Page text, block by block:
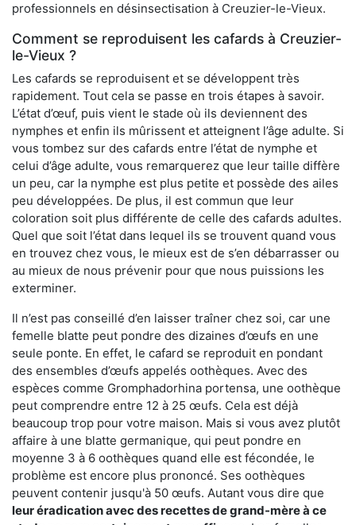
professionnels en désinsectisation à Creuzier-le-Vieux.
Comment se reproduisent les cafards à Creuzier-
le-Vieux ?
Les cafards se reproduisent et se développent très
rapidement. Tout cela se passe en trois étapes à savoir.
L’état d’œuf, puis vient le stade où ils deviennent des
nymphes et enfin ils mûrissent et atteignent l’âge adulte. Si
vous tombez sur des cafards entre l’état de nymphe et
celui d’âge adulte, vous remarquerez que leur taille diffère
un peu, car la nymphe est plus petite et possède des ailes
peu développées. De plus, il est commun que leur
coloration soit plus différente de celle des cafards adultes.
Quel que soit l’état dans lequel ils se trouvent quand vous
en trouvez chez vous, le mieux est de s’en débarrasser ou
au mieux de nous prévenir pour que nous puissions les
exterminer.
Il n’est pas conseillé d’en laisser traîner chez soi, car une
femelle blatte peut pondre des dizaines d’œufs en une
seule ponte. En effet, le cafard se reproduit en pondant
des ensembles d’œufs appelés oothèques. Avec des
espèces comme Gromphadorhina portensa, une oothèque
peut comprendre entre 12 à 25 œufs. Cela est déjà
beaucoup trop pour votre maison. Mais si vous avez plutôt
affaire à une blatte germanique, qui peut pondre en
moyenne 3 à 6 oothèques quand elle est fécondée, le
problème est encore plus prononcé. Ses oothèques
peuvent contenir jusqu'à 50 œufs. Autant vous dire que
leur éradication avec des recettes de grand-mère à ce